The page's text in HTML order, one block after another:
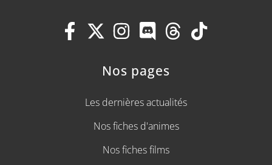
Nos pages
Les dernières actualités
Nos fiches d'animes
Nos fiches films